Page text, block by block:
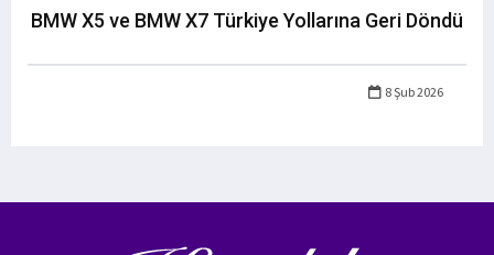
BMW X5 ve BMW X7 Türkiye Yollarına Geri Döndü
8 Şub 2026